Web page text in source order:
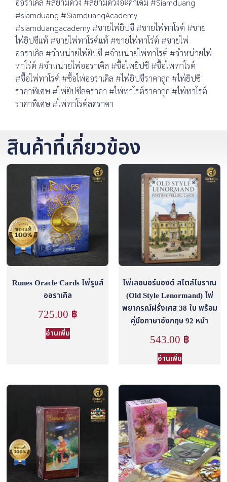
#siamduang #SiamduangAcademy
#siamduangacademy #ขายไพ่ยิปซี #ขายไพ่ทาโรต์ #ขาย
ไพ่ยิปซีแท้ #ขายไพ่ทาโรต์แท้ #ขายไพ่ทาโร่ต์ #ขายไพ่
ออราเคิล #จำหน่ายไพ่ยิปซี #จำหน่ายไพ่ทาโรต์ #จำหน่ายไพ่
ทาโร่ต์ #จำหน่ายไพ่ออราเคิล #ซื้อไพ่ยิปซี #ซื้อไพ่ทาโรต์
#ซื้อไพ่ทาโร่ต์ #ซื้อไพ่ออราเคิล #ไพ่ยิปซีราคาถูก #ไพ่ยิปซี
ราคาพิเศษ #ไพ่ยิปซีลดราคา #ไพ่ทาโรต์ราคาถูก #ไพ่ทาโรต์
ราคาพิเศษ #ไพ่ทาโรต์ลดราคา
สินค้าที่เกี่ยวข้อง
Runes Oracle Cards ไพ่รูนส์
ออราเคิล
725.00 ฿
อ่านเพิ่ม
ไพ่เลอนอร์มองด์ สไตล์โบราณ
(Old Style Lenormand) ไพ่
พยากรณ์ฝรั่งเศส 38 ใบ พร้อม
คู่มือภาษาอังกฤษ 92 หน้า
543.00 ฿
อ่านเพิ่ม